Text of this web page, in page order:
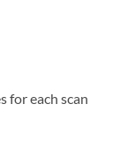
for each scan